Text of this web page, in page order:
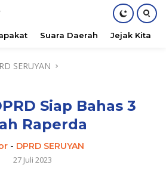
Suara Daerah Jejak Kita
SERUYAN
Siap Bahas 3
Raperda
- DPRD SERUYAN
27 Juli 2023